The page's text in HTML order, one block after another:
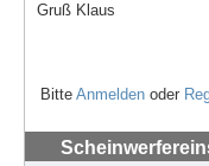
Gruß Klaus
Bitte Anmelden oder